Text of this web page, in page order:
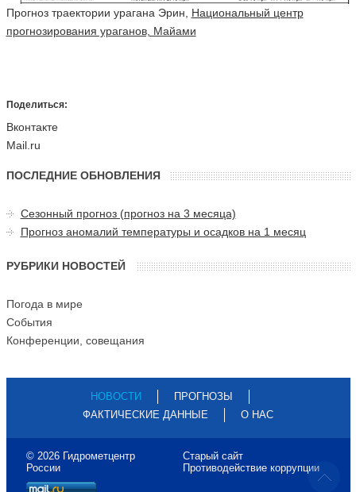
Прогноз траектории урагана Эрин, Национальный центр
прогнозирования ураганов, Майами
Поделиться:
Вконтакте
Mail.ru
ПОСЛЕДНИЕ ОБНОВЛЕНИЯ
Сезонный прогноз (прогноз на 3 месяца)
Прогноз аномалий температуры и осадков на 1 месяц
РУБРИКИ НОВОСТЕЙ
Погода в мире
События
Конференции, совещания
НОВОСТИ
ПРОГНОЗЫ
ФАКТИЧЕСКИЕ ДАННЫЕ
О НАС
© 2026 Гидрометцентр
России
Старый сайт
Противодействие коррупции